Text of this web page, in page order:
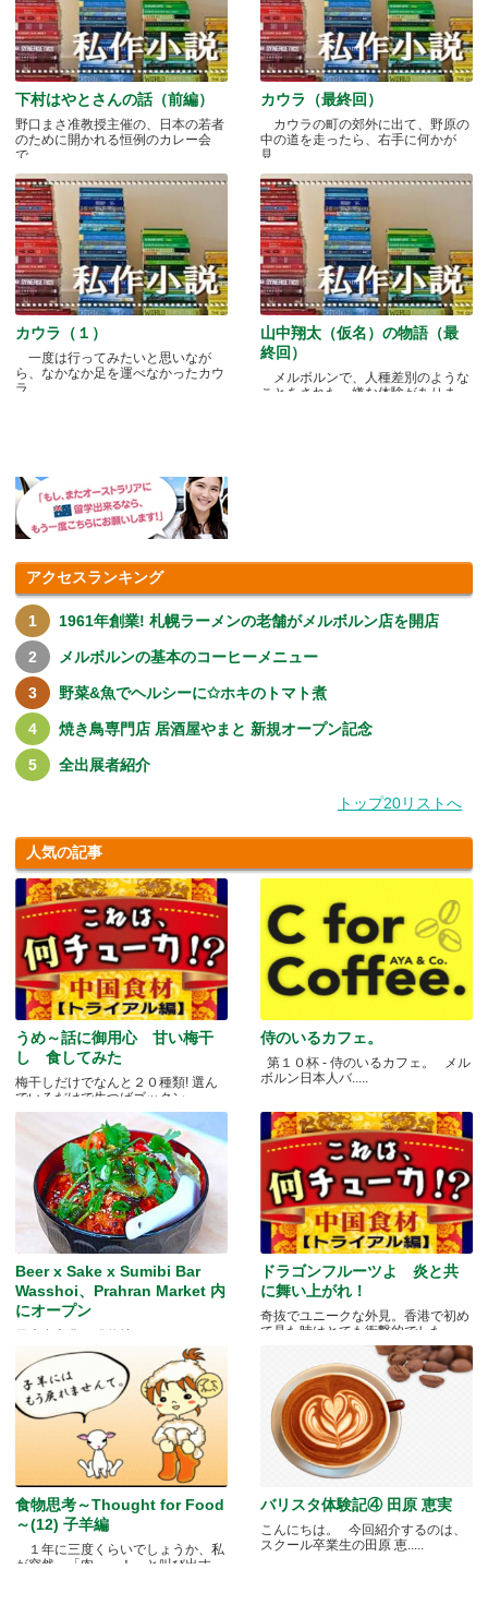
下村はやとさんの話（前編）
野口まさ准教授主催の、日本の若者
のために開かれる恒例のカレー会
で.....
カウラ（最終回）
カウラの町の郊外に出て、野原の
中の道を走ったら、右手に何かが
見.....
カウラ（１）
一度は行ってみたいと思いなが
ら、なかなか足を運べなかったカウ
ラ.....
山中翔太（仮名）の物語（最
終回）
メルボルンで、人種差別のような
ことをされた、嫌な体験がありま
アクセスランキング
1961年創業! 札幌ラーメンの老舗がメルボルン店を開店
メルボルンの基本のコーヒーメニュー
野菜&魚でヘルシーに✩ホキのトマト煮
焼き鳥専門店 居酒屋やまと 新規オープン記念
全出展者紹介
トップ20リストへ
人気の記事
うめ～話に御用心 甘い梅干
し 食してみた
梅干しだけでなんと２０種類! 選ん
でいるだけで生つばゴックン。 .....
侍のいるカフェ。
第１０杯 - 侍のいるカフェ。 メル
ボルン日本人バ.....
Beer x Sake x Sumibi Bar
Wasshoi、Prahran Market 内
にオープン
日本食文化の発信地
ドラゴンフルーツよ 炎と共
に舞い上がれ！
奇抜でユニークな外見。香港で初め
て見た時はとても衝撃的でした.....
食物思考～Thought for Food
～(12) 子羊編
１年に三度くらいでしょうか、私
が突然、「肉～っ！」と叫び出す
バリスタ体験記④ 田原 恵実
こんにちは。 今回紹介するのは、
スクール卒業生の田原 恵.....